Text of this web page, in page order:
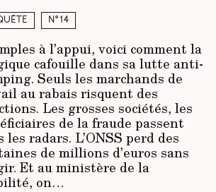
N°14
à l’appui, voici comment la
cafouille dans sa lutte anti-
Seuls les marchands de
au rabais risquent des
Les grosses sociétés, les
de la fraude passent
les radars. L’ONSS perd des
de millions d’euros sans
Et au ministère de la
on…